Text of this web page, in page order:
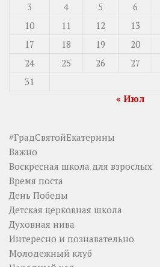
3
4 5 6
10
11 12 13
17
18 19 20
24
25 26 27
31
« Июл
#ГрадСвятойЕкатерины
Важно
Воскресная школа для взрослых
Время поста
День Победы
Детская церковная школа
Духовная нива
Интересно и познавательно
Молодежный клуб